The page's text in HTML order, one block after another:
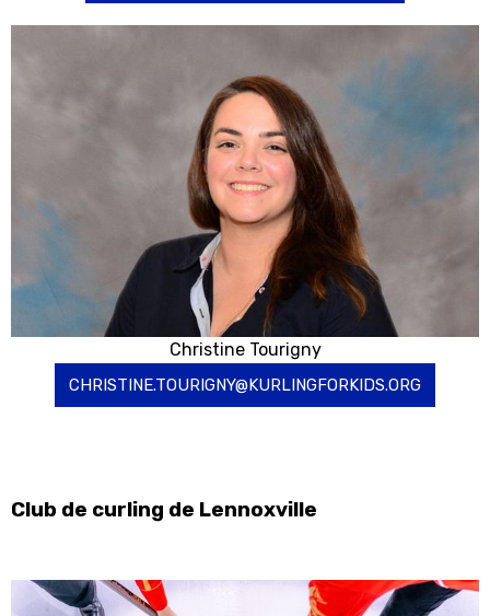
Christine Tourigny
CHRISTINE.TOURIGNY@KURLINGFORKIDS.ORG
Club de curling de Lennoxville